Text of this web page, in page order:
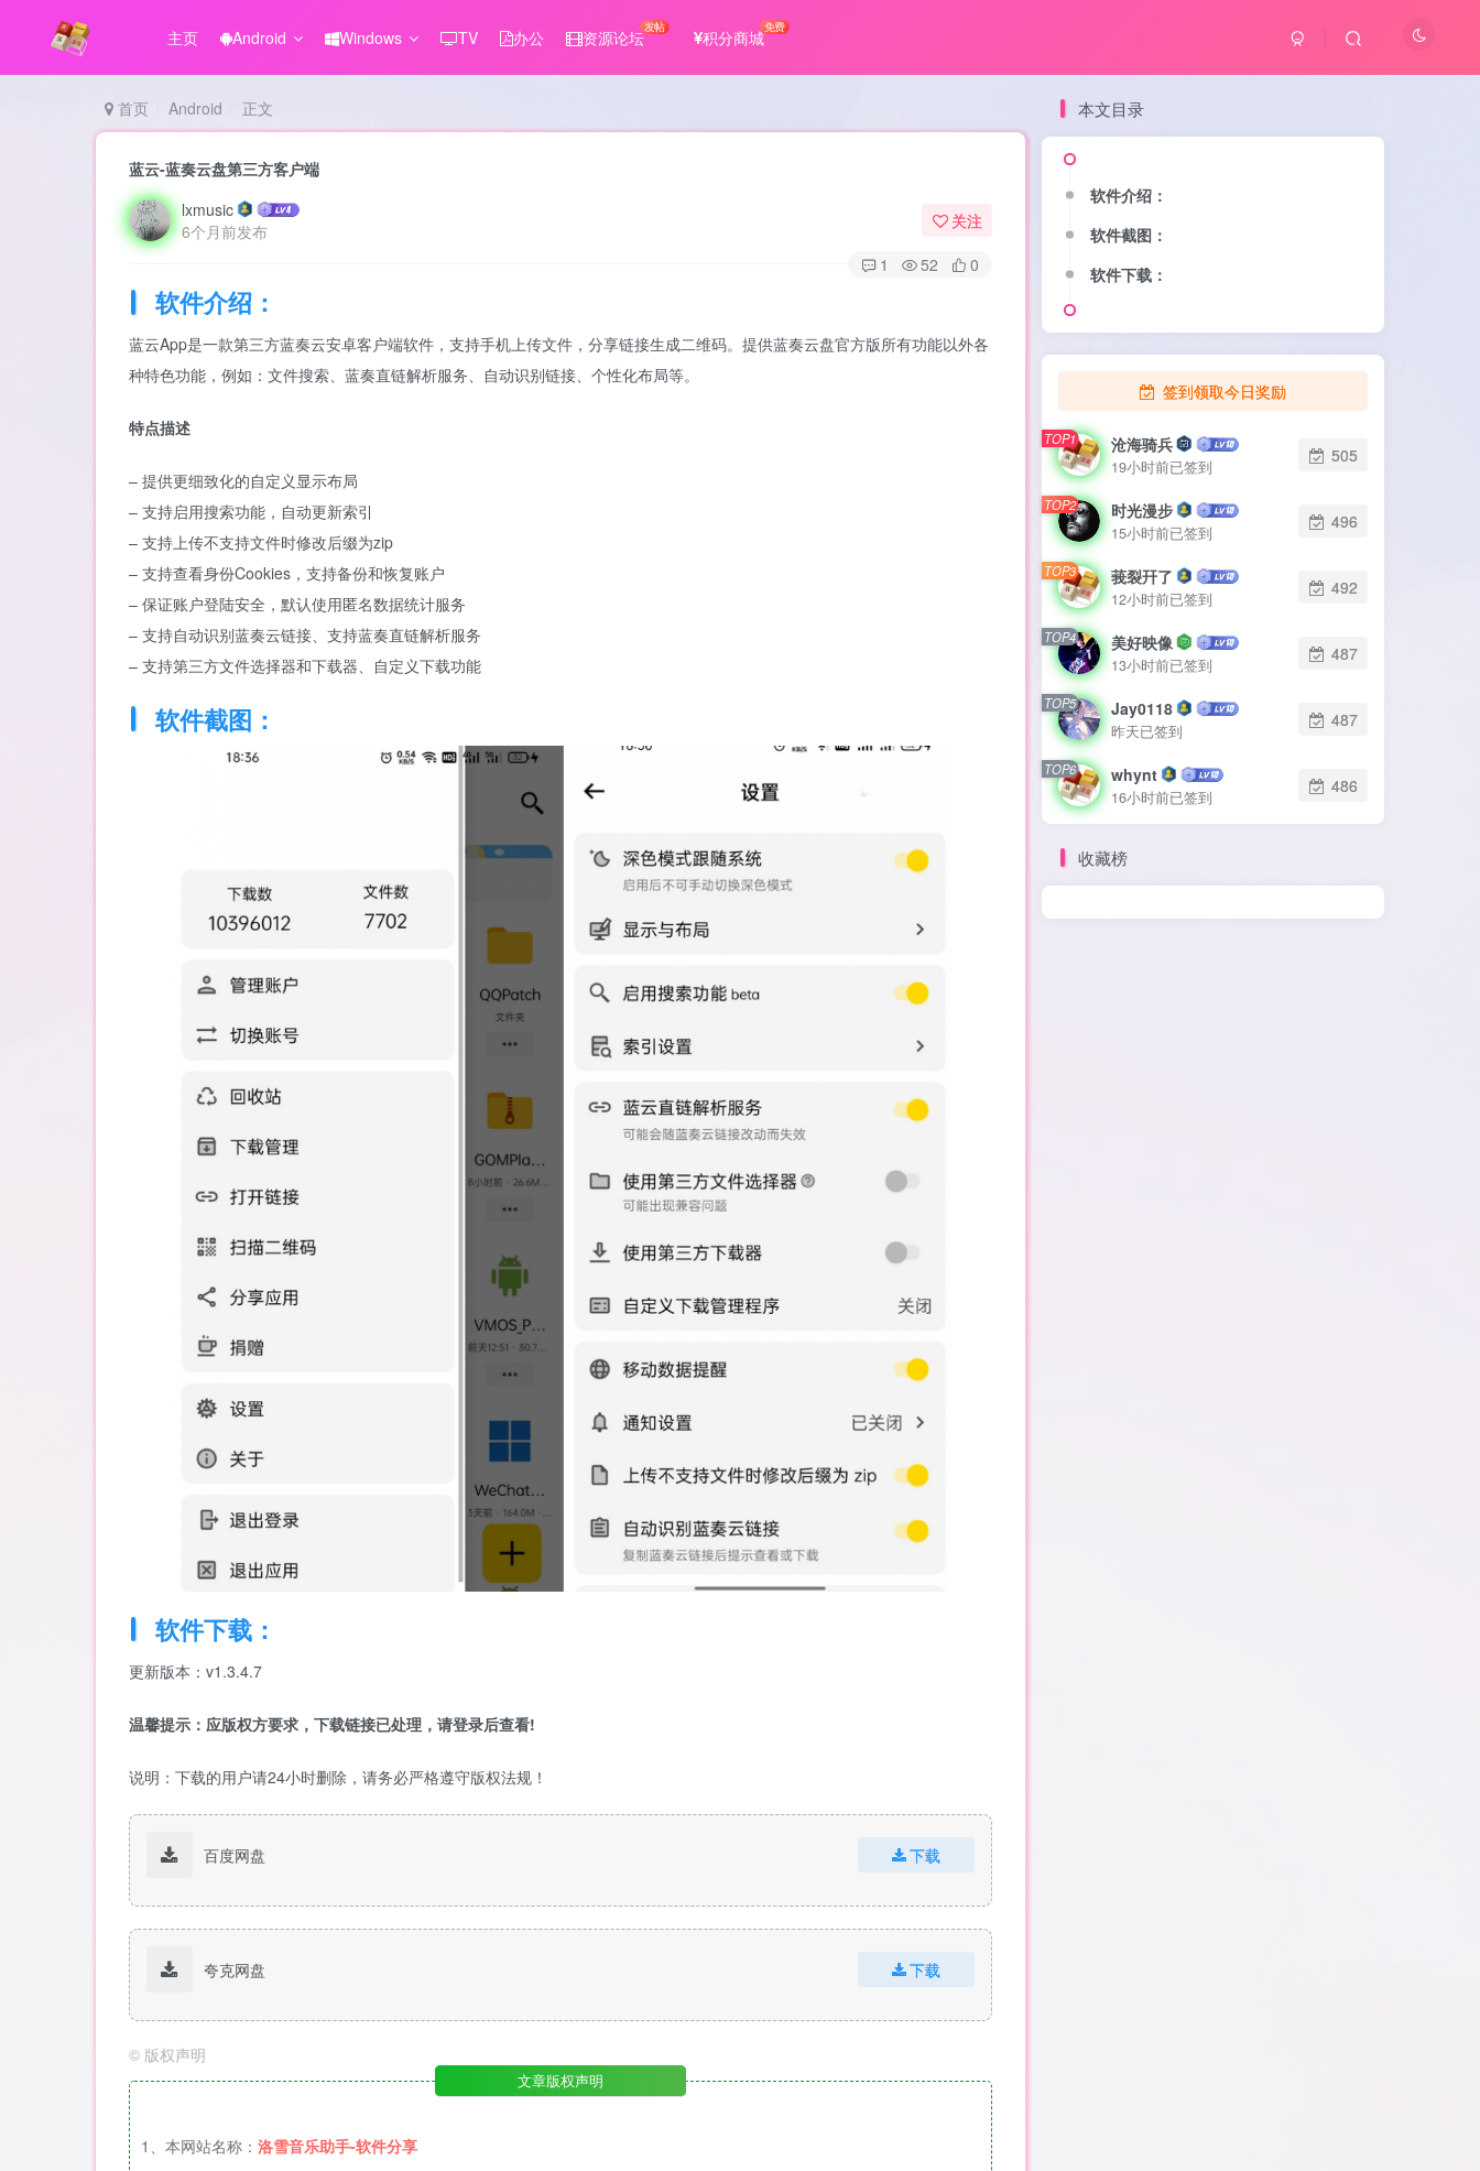
主页 Android Windows TV 办公 资源论坛
发帖
积分商城
免费
首页 Android 正文
蓝云-蓝奏云盘第三方客户端
lxmusic
6个月前发布
关注
1
52 0
软件介绍：
蓝云App是一款第三方蓝奏云安卓客户端软件，支持手机上传文件，分享链接生成二维码。提供蓝奏云盘官方版所有功能以外各
种特色功能，例如：文件搜索、蓝奏直链解析服务、自动识别链接、个性化布局等。
特点描述
– 提供更细致化的自定义显示布局
– 支持启用搜索功能，自动更新索引
– 支持上传不支持文件时修改后缀为zip
– 支持查看身份Cookies，支持备份和恢复账户
– 保证账户登陆安全，默认使用匿名数据统计服务
– 支持自动识别蓝奏云链接、支持蓝奏直链解析服务
– 支持第三方文件选择器和下载器、自定义下载功能
软件截图：
软件下载：
更新版本：v1.3.4.7
温馨提示：应版权方要求，下载链接已处理，请登录后查看!
说明：下载的用户请24小时删除，请务必严格遵守版权法规！
百度网盘 下载
夸克网盘 下载
© 版权声明
文章版权声明
1、本网站名称： 洛雪音乐助手-软件分享
本文目录
软件介绍：
软件截图：
软件下载：
签到领取今日奖励
TOP1 沧海骑兵
19小时前已签到
505
TOP2 时光漫步
15小时前已签到
496
TOP3 莪裂幵了
12小时前已签到
492
TOP4 美好映像
13小时前已签到
487
TOP5 Jay0118
昨天已签到
487
TOP6 whynt
16小时前已签到
486
收藏榜
软件介绍：
软件截图：
软件下载：
TOP1 沧海骑兵
19小时前已签到
505
TOP2 时光漫步
15小时前已签到
496
TOP3 莪裂幵了
12小时前已签到
492
TOP4 美好映像
13小时前已签到
487
TOP5 Jay0118
昨天已签到
487
TOP6 whynt
16小时前已签到
486